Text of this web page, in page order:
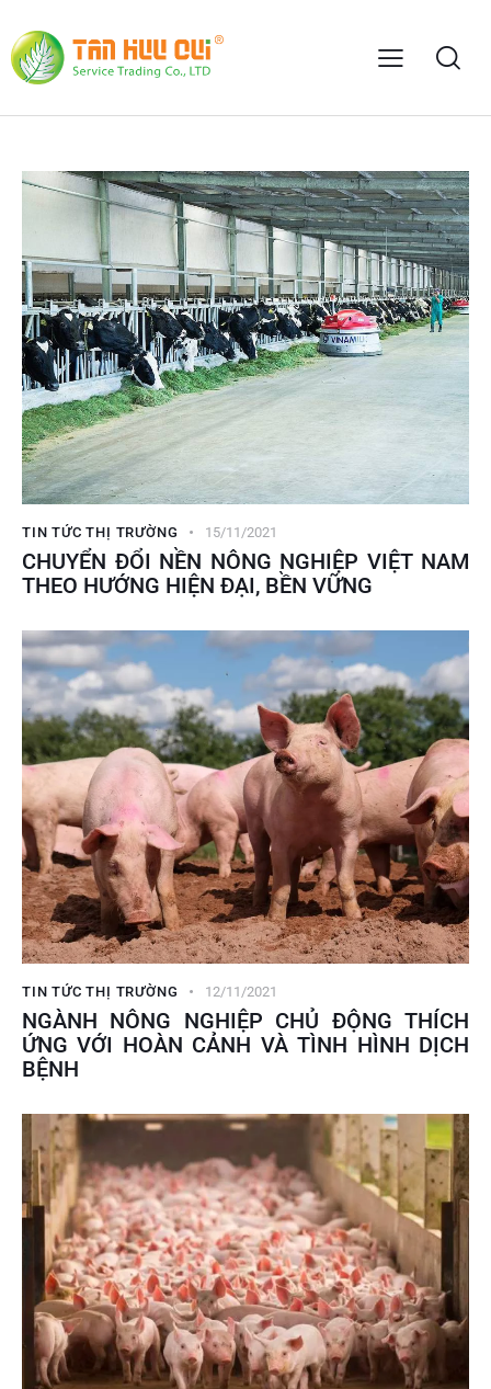
TIN TỨC THỊ TRƯỜNG 15/11/2021
CHUYỂN ĐỔI NỀN NÔNG NGHIỆP VIỆT NAM
THEO HƯỚNG HIỆN ĐẠI, BỀN VỮNG
TIN TỨC THỊ TRƯỜNG 12/11/2021
NGÀNH NÔNG NGHIỆP CHỦ ĐỘNG THÍCH
ỨNG VỚI HOÀN CẢNH VÀ TÌNH HÌNH DỊCH
BỆNH